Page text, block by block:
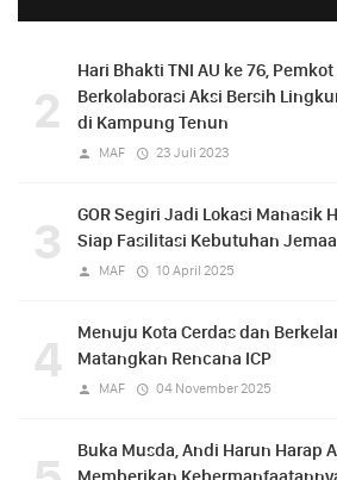
2
Hari Bhakti TNI AU ke 76,
Berkolaborasi Aksi Bersih
di Kampung Tenun
MAF 23 Juli 2023
3
GOR Segiri Jadi Lokasi Manasik
Siap Fasilitasi Kebutuhan
MAF 10 April 2025
4
Menuju Kota Cerdas dan
Matangkan Rencana ICP
MAF 04 November 2025
Buka Musda, Andi Harun Harap